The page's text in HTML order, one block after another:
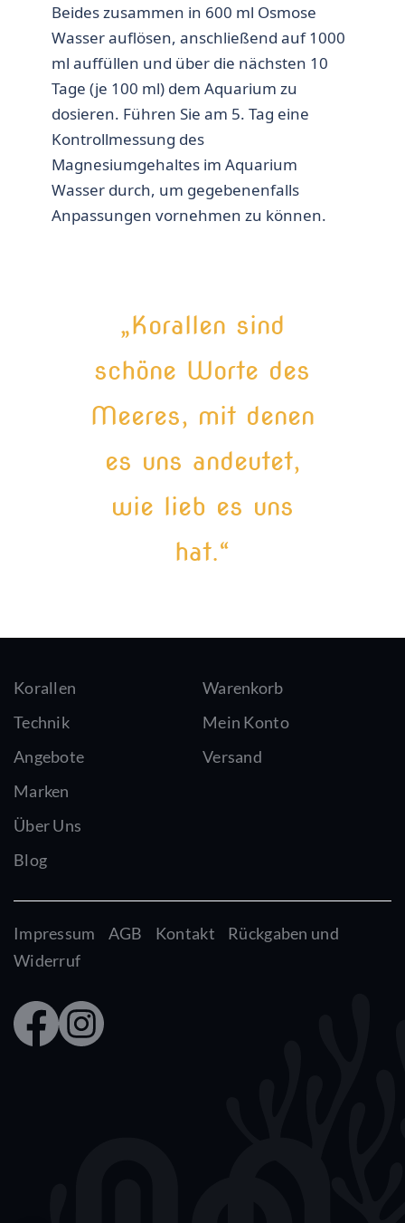
Beides zusammen in 600 ml Osmose
Wasser auflösen, anschließend auf 1000
ml auffüllen und über die nächsten 10
Tage (je 100 ml) dem Aquarium zu
dosieren. Führen Sie am 5. Tag eine
Kontrollmessung des
Magnesiumgehaltes im Aquarium
Wasser durch, um gegebenenfalls
Anpassungen vornehmen zu können.
„Korallen sind
schöne Worte des
Meeres, mit denen
es uns andeutet,
wie lieb es uns
hat.“
Korallen
Technik
Angebote
Marken
Über Uns
Blog
Warenkorb
Mein Konto
Versand
Impressum AGB Kontakt
Rückgaben und
Widerruf
Faceb
ook
Insta
gram